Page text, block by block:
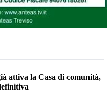
attiva la Casa di comunità,